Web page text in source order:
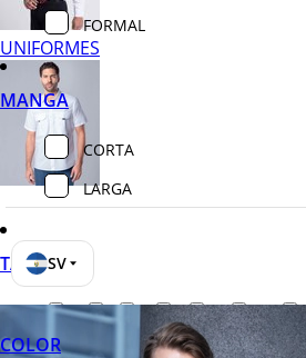
UNIFORMES
SV
FORMAL
MANGA
CORTA
LARGA
TALLA
14 P M G EG 2EG
COLOR